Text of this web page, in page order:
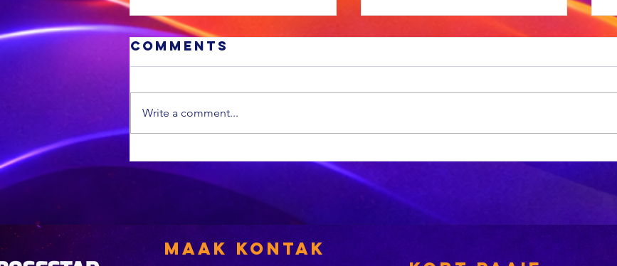
Minder
vuurwapenlisensies
Xhariep kry
nuwe
munisipaliteit
Comments
Write a comment...
Maak Kontak